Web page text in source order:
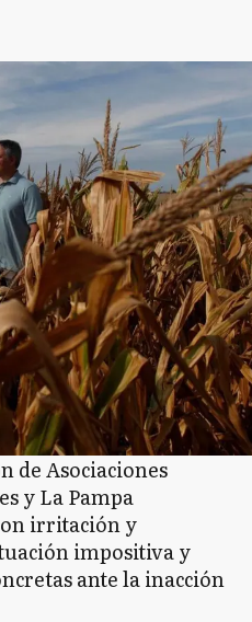
de Asociaciones
y La Pampa
irritación y
impositiva y
ante la inacción